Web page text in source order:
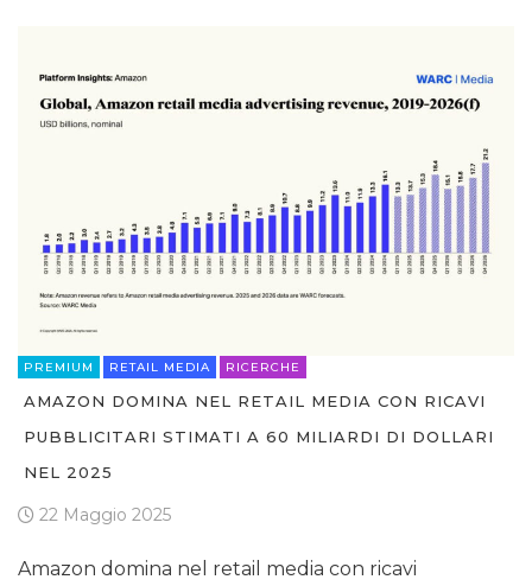
PREMIUM RETAIL MEDIA RICERCHE
AMAZON DOMINA NEL RETAIL MEDIA CON RICAVI
PUBBLICITARI STIMATI A 60 MILIARDI DI DOLLARI
NEL 2025
22 Maggio 2025
Amazon domina nel retail media con ricavi